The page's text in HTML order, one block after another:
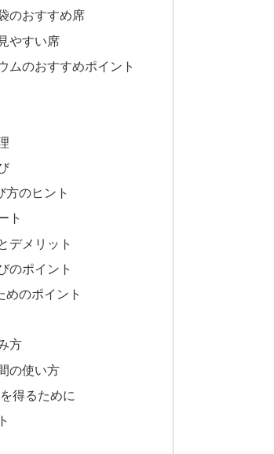
のおすすめ席
やすい席
ムのおすすめポイント
方のヒント
ト
デメリット
のポイント
めのポイント
方
の使い方
得るために